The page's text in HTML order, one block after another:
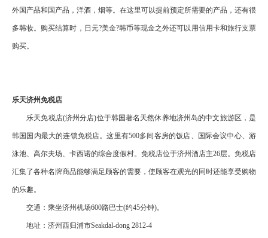
外国产品和国产品，洋酒，烟等。在这里可以提前预定所需要的产品，还有很
多韩妆。购买结算时，日元?美金?韩币等现金之外还可以用信用卡和旅行支票
购买。
乐天济州免税店
乐天免税店(济州分店)位于韩国著名天然休养地济州岛的中文旅游区，是
韩国国内最大的连锁免税店。这里有500多间客房的饭店、国际会议中心、游
泳池、高尔夫场、卡西诺的综合度假村。免税店位于济州酒店主26层。免税店
汇集了各种名牌商品能够满足顾客的需要，使顾客在观光的同时还能享受购物
的乐趣。
交通：乘坐济州机场600路巴士(约45分钟)。
地址：济州西归浦市Seakdal-dong 2812-4